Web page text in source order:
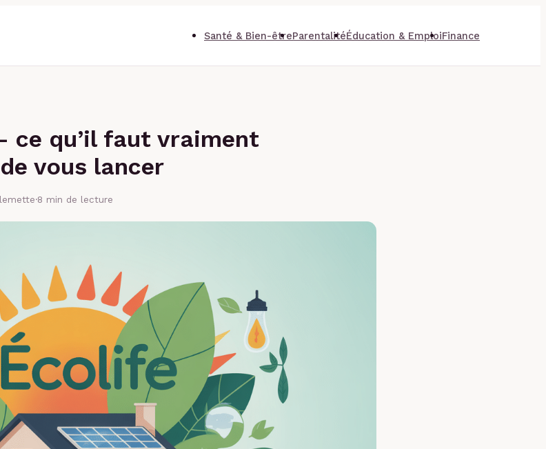
Santé & Bien-êtreParentalitéÉducation & EmploiFinance
ce qu’il faut vraiment
vous lancer
·8 min de lecture